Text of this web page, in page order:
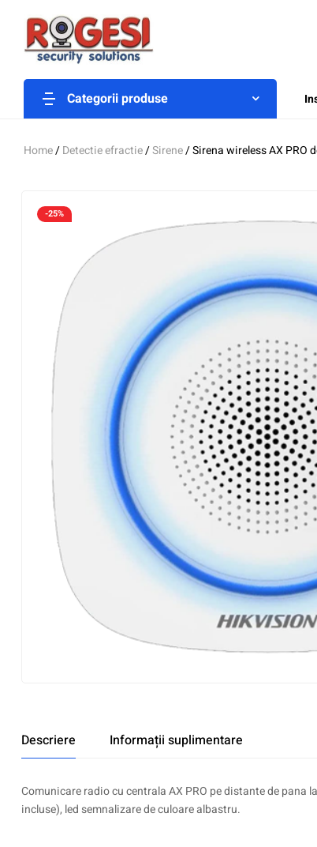
Categorii produse
Home/Detectie efractie/Sirene/ Sirena wireless AX PRO
-25%
Descriere Informații suplimentare
Comunicare radio cu centrala AX PRO pe distante de
incluse), led semnalizare de culoare albastru.